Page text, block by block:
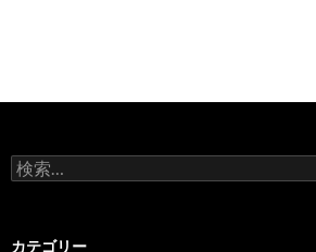
検
索:
カテゴリー